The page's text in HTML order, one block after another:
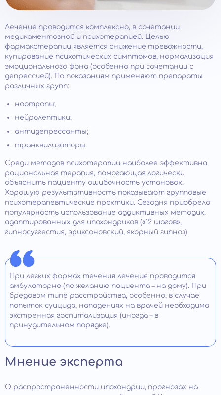
Лечение проводится комплексно, в сочетании
медикаментозной и психотерапией. Целью
фармакотерапии является снижение тревожности,
купирование психотических симптомов, нормализация
эмоционального фона (особенно при сочетании с
депрессией). По показаниям применяют препараты
различных групп:
ноотропы;
нейролептики;
антидепрессанты;
транквилизаторы.
Среди методов психотерапии наиболее эффективна
рациональная терапия, помогающая логически
объяснить пациенту ошибочность установок.
Хорошую результативность показывают групповые
психотерапевтические практики. Сегодня приобрело
популярность использование аддиктивных методик,
адаптированных для ипохондриков («12 шагов»,
гипносуггестия, эриксоновский, якорный гипноз).
При легких формах течения лечение проводится
амбулаторно (по желанию пациента – на дому). При
бредовом типе расстройства, особенно, в случае
попыток суицида, нападениях на врачей необходима
экстренная госпитализация (иногда – в
принудительном порядке).
Мнение эксперта
О распространенности ипохондрии, прогнозах на